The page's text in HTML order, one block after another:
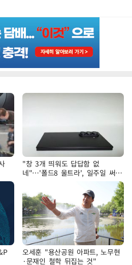
"창 3개 띄워도 답답함 없
네"…'폴드8 울트라', 일주일 써보
오세훈 "용산공원 아파트, 노무현
·문재인 철학 뒤집는 것"